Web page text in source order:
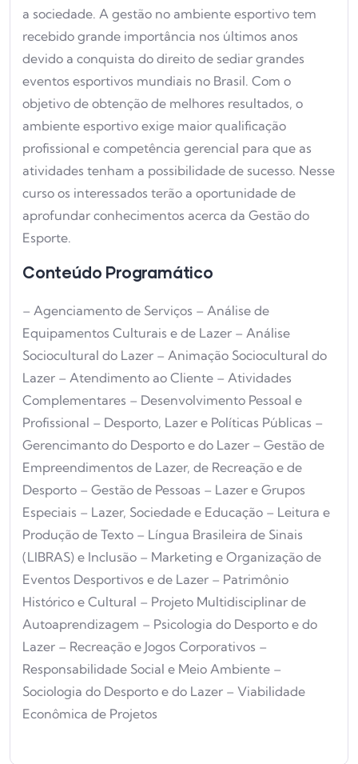
a sociedade. A gestão no ambiente esportivo tem
recebido grande importância nos últimos anos
devido a conquista do direito de sediar grandes
eventos esportivos mundiais no Brasil. Com o
objetivo de obtenção de melhores resultados, o
ambiente esportivo exige maior qualificação
profissional e competência gerencial para que as
atividades tenham a possibilidade de sucesso. Nesse
curso os interessados terão a oportunidade de
aprofundar conhecimentos acerca da Gestão do
Esporte.
Conteúdo Programático
– Agenciamento de Serviços – Análise de
Equipamentos Culturais e de Lazer – Análise
Sociocultural do Lazer – Animação Sociocultural do
Lazer – Atendimento ao Cliente – Atividades
Complementares – Desenvolvimento Pessoal e
Profissional – Desporto, Lazer e Políticas Públicas –
Gerencimanto do Desporto e do Lazer – Gestão de
Empreendimentos de Lazer, de Recreação e de
Desporto – Gestão de Pessoas – Lazer e Grupos
Especiais – Lazer, Sociedade e Educação – Leitura e
Produção de Texto – Língua Brasileira de Sinais
(LIBRAS) e Inclusão – Marketing e Organização de
Eventos Desportivos e de Lazer – Patrimônio
Histórico e Cultural – Projeto Multidisciplinar de
Autoaprendizagem – Psicologia do Desporto e do
Lazer – Recreação e Jogos Corporativos –
Responsabilidade Social e Meio Ambiente –
Sociologia do Desporto e do Lazer – Viabilidade
Econômica de Projetos